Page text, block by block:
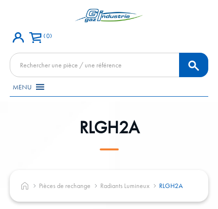
0
Recherche
de
produits
MENU
RLGH2A
Pièces de rechange Radiants Lumineux RLGH2A